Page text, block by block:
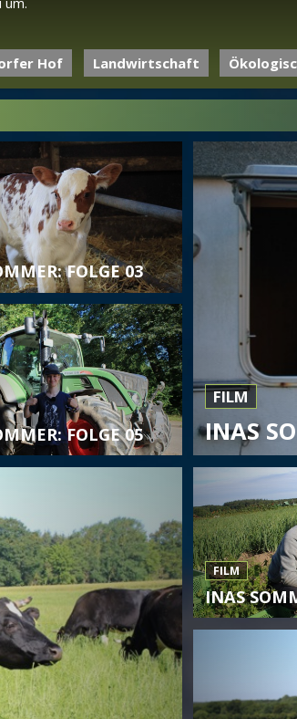
Hof Landwirtschaft
FILM
INAS
FOLGE 03
FOLGE 05
FILM
INAS